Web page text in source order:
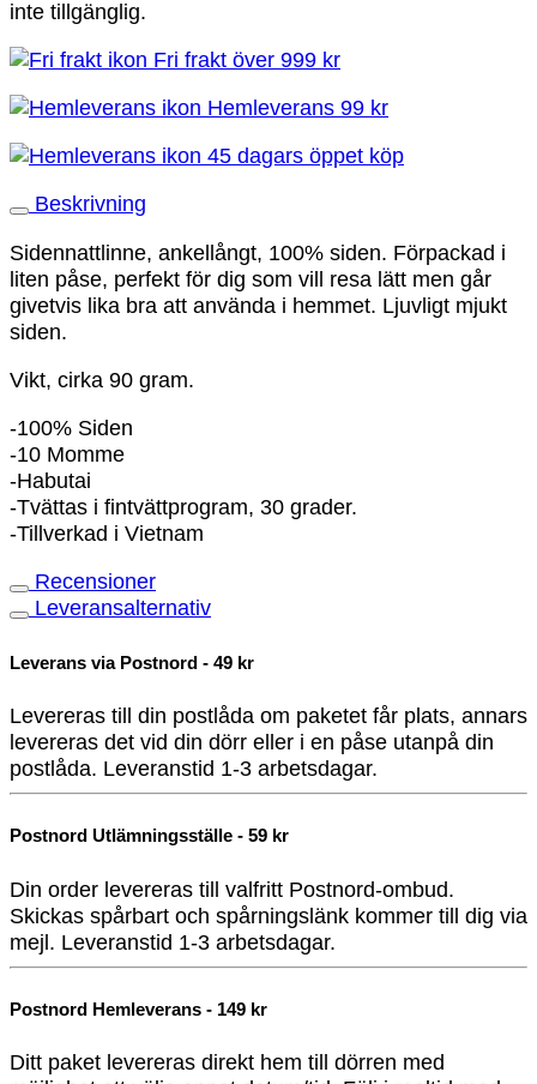
inte tillgänglig.
Fri frakt över 999 kr
Hemleverans 99 kr
45 dagars öppet köp
Beskrivning
Sidennattlinne, ankellångt, 100% siden. Förpackad i
liten påse, perfekt för dig som vill resa lätt men går
givetvis lika bra att använda i hemmet. Ljuvligt mjukt
siden.
Vikt, cirka 90 gram.
-100% Siden
-10 Momme
-Habutai
-Tvättas i fintvättprogram, 30 grader.
-Tillverkad i Vietnam
Recensioner
Leveransalternativ
Leverans via Postnord - 49 kr
Levereras till din postlåda om paketet får plats, annars
levereras det vid din dörr eller i en påse utanpå din
postlåda. Leveranstid 1-3 arbetsdagar.
Postnord Utlämningsställe - 59 kr
Din order levereras till valfritt Postnord-ombud.
Skickas spårbart och spårningslänk kommer till dig via
mejl. Leveranstid 1-3 arbetsdagar.
Postnord Hemleverans - 149 kr
Ditt paket levereras direkt hem till dörren med